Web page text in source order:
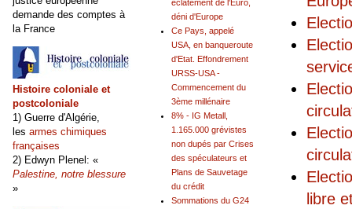
libre
éclatement de l'Euro,
déni d'Europe
Ce Pays, appelé
USA, en banqueroute
d'Etat. Effondrement
URSS-USA -
Commencement du
3ème millénaire
8% - IG Metall,
1.165.000 grévistes
non dupés par Crises
des spéculateurs et
Plans de Sauvetage
du crédit
Sommations du G24
demande des comptes à
la France
Histoire coloniale et
postcoloniale
1) Guerre d'Algérie,
les armes chimiques
françaises
2) Edwyn Plenel: «
Palestine, notre blessure
»